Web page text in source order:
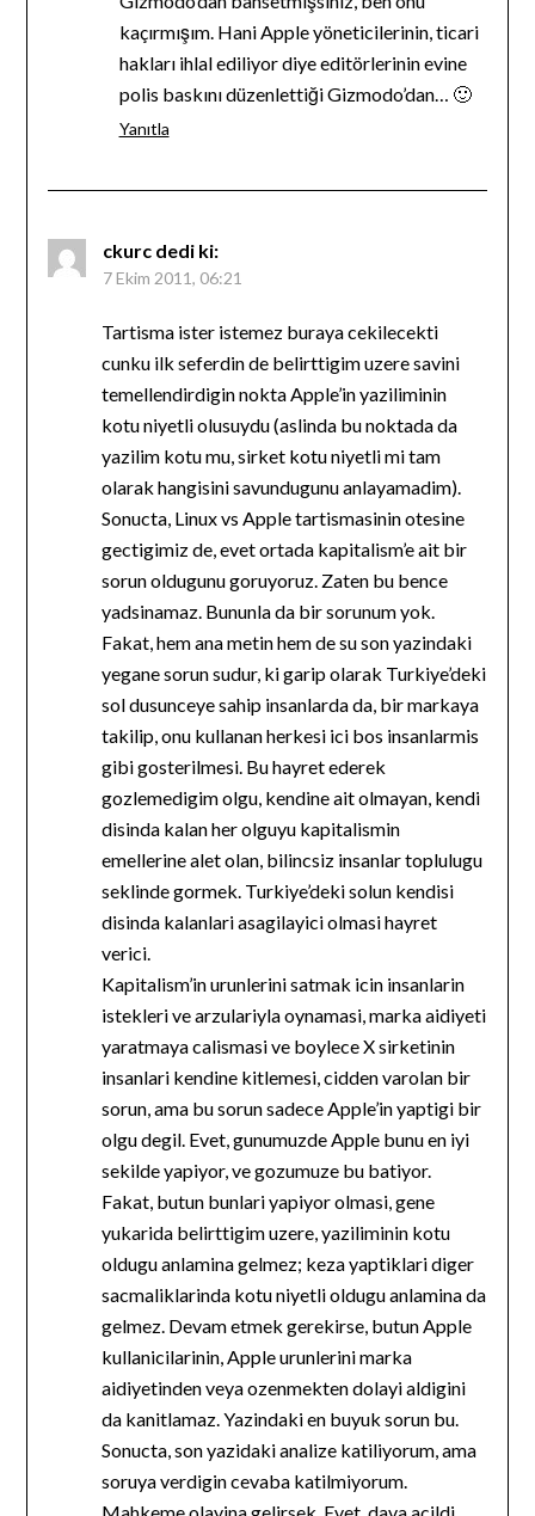
kaçırmışım. Hani Apple yöneticilerinin, ticari
hakları ihlal ediliyor diye editörlerinin evine
polis baskını düzenlettiği Gizmodo’dan… 🙂
Yanıtla
ckurc dedi ki:
7 Ekim 2011, 06:21
Tartisma ister istemez buraya cekilecekti
cunku ilk seferdin de belirttigim uzere savini
temellendirdigin nokta Apple’in yaziliminin
kotu niyetli olusuydu (aslinda bu noktada da
yazilim kotu mu, sirket kotu niyetli mi tam
olarak hangisini savundugunu anlayamadim).
Sonucta, Linux vs Apple tartismasinin otesine
gectigimiz de, evet ortada kapitalism’e ait bir
sorun oldugunu goruyoruz. Zaten bu bence
yadsinamaz. Bununla da bir sorunum yok.
Fakat, hem ana metin hem de su son yazindaki
yegane sorun sudur, ki garip olarak Turkiye’deki
sol dusunceye sahip insanlarda da, bir markaya
takilip, onu kullanan herkesi ici bos insanlarmis
gibi gosterilmesi. Bu hayret ederek
gozlemedigim olgu, kendine ait olmayan, kendi
disinda kalan her olguyu kapitalismin
emellerine alet olan, bilincsiz insanlar toplulugu
seklinde gormek. Turkiye’deki solun kendisi
disinda kalanlari asagilayici olmasi hayret
verici.
Kapitalism’in urunlerini satmak icin insanlarin
istekleri ve arzulariyla oynamasi, marka aidiyeti
yaratmaya calismasi ve boylece X sirketinin
insanlari kendine kitlemesi, cidden varolan bir
sorun, ama bu sorun sadece Apple’in yaptigi bir
olgu degil. Evet, gunumuzde Apple bunu en iyi
sekilde yapiyor, ve gozumuze bu batiyor.
Fakat, butun bunlari yapiyor olmasi, gene
yukarida belirttigim uzere, yaziliminin kotu
oldugu anlamina gelmez; keza yaptiklari diger
sacmaliklarinda kotu niyetli oldugu anlamina da
gelmez. Devam etmek gerekirse, butun Apple
kullanicilarinin, Apple urunlerini marka
aidiyetinden veya ozenmekten dolayi aldigini
da kanitlamaz. Yazindaki en buyuk sorun bu.
Sonucta, son yazidaki analize katiliyorum, ama
soruya verdigin cevaba katilmiyorum.
Mahkeme olayina gelirsek. Evet, dava acildi.